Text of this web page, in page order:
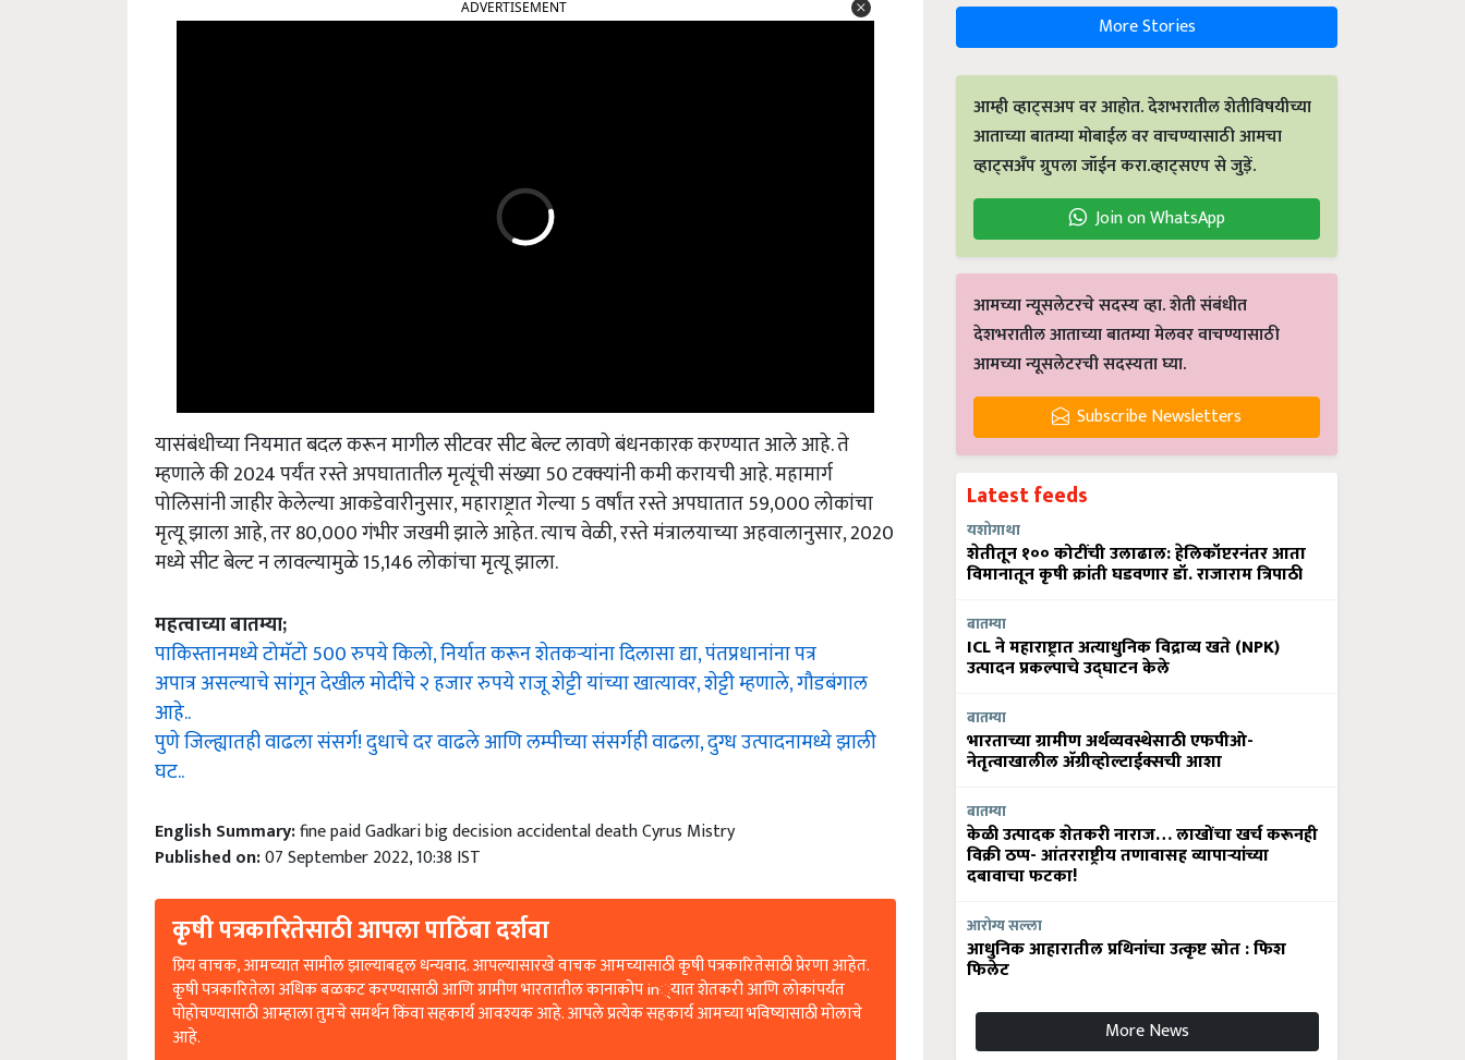
यासंबंधीच्या नियमात बदल करून मागील सीटवर सीट बेल्ट लावणे बंधनकारक करण्यात आले आहे. ते
म्हणाले की 2024 पर्यंत रस्ते अपघातातील मृत्यूंची संख्या 50 टक्क्यांनी कमी करायची आहे. महामार्ग
पोलिसांनी जाहीर केलेल्या आकडेवारीनुसार, महाराष्ट्रात गेल्या 5 वर्षांत रस्ते अपघातात 59,000 लोकांचा
मृत्यू झाला आहे, तर 80,000 गंभीर जखमी झाले आहेत. त्याच वेळी, रस्ते मंत्रालयाच्या अहवालानुसार, 2020
मध्ये सीट बेल्ट न लावल्यामुळे 15,146 लोकांचा मृत्यू झाला.
महत्वाच्या बातम्या;
पाकिस्तानमध्ये टोमॅटो 500 रुपये किलो, निर्यात करून शेतकऱ्यांना दिलासा द्या, पंतप्रधानांना पत्र
अपात्र असल्याचे सांगून देखील मोदींचे २ हजार रुपये राजू शेट्टी यांच्या खात्यावर, शेट्टी म्हणाले, गौडबंगाल
आहे..
पुणे जिल्ह्यातही वाढला संसर्ग! दुधाचे दर वाढले आणि लम्पीच्या संसर्गही वाढला, दुग्ध उत्पादनामध्ये झाली
घट..
English Summary:fine paid Gadkari big decision accidental death Cyrus Mistry
Published on:07 September 2022, 10:38 IST
कृषी पत्रकारितेसाठी आपला पाठिंबा दर्शवा
प्रिय वाचक, आमच्यात सामील झाल्याबद्दल धन्यवाद. आपल्यासारखे वाचक आमच्यासाठी कृषी पत्रकारितेसाठी प्रेरणा आहेत.
कृषी पत्रकारितेला अधिक बळकट करण्यासाठी आणि ग्रामीण भारतातील कानाकोप in्यात शेतकरी आणि लोकांपर्यंत
पोहोचण्यासाठी आम्हाला तुमचे समर्थन किंवा सहकार्य आवश्यक आहे. आपले प्रत्येक सहकार्य आमच्या भविष्यासाठी मोलाचे
आहे.
More Stories
आम्ही व्हाट्सअप वर आहोत. देशभरातील शेतीविषयीच्या
आताच्या बातम्या मोबाईल वर वाचण्यासाठी आमचा
व्हाट्सअँप ग्रुपला जॉईन करा.व्हाट्सएप से जुड़ें.
Join on WhatsApp
आमच्या न्यूसलेटरचे सदस्य व्हा. शेती संबंधीत
देशभरातील आताच्या बातम्या मेलवर वाचण्यासाठी
आमच्या न्यूसलेटरची सदस्यता घ्या.
Subscribe Newsletters
Latest feeds
यशोगाथा
शेतीतून १०० कोटींची उलाढाल: हेलिकॉप्टरनंतर आता
विमानातून कृषी क्रांती घडवणार डॉ. राजाराम त्रिपाठी
बातम्या
ICL ने महाराष्ट्रात अत्याधुनिक विद्राव्य खते (NPK)
उत्पादन प्रकल्पाचे उद्घाटन केले
बातम्या
भारताच्या ग्रामीण अर्थव्यवस्थेसाठी एफपीओ-
नेतृत्वाखालील अ‍ॅग्रीव्होल्टाईक्सची आशा
बातम्या
केळी उत्पादक शेतकरी नाराज… लाखोंचा खर्च करूनही
विक्री ठप्प- आंतरराष्ट्रीय तणावासह व्यापाऱ्यांच्या
दबावाचा फटका!
आरोग्य सल्ला
आधुनिक आहारातील प्रथिनांचा उत्कृष्ट स्रोत : फिश
फिलेट
More News